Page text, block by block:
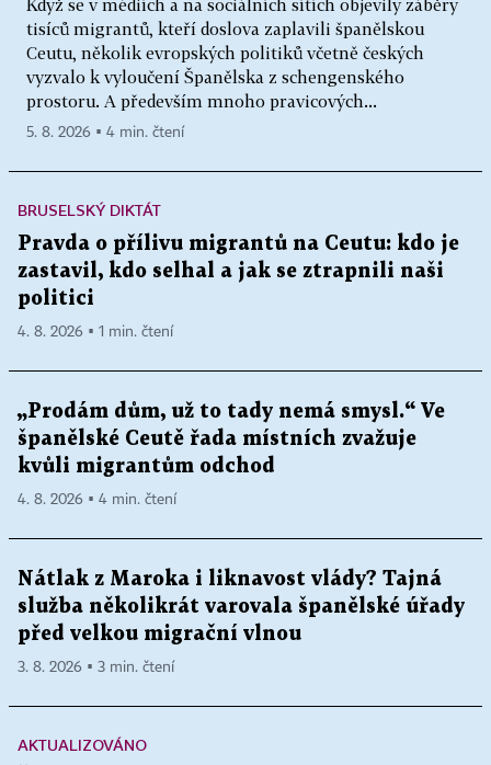
Když se v médiích a na sociálních sítích objevily záběry
tisíců migrantů, kteří doslova zaplavili španělskou
Ceutu, několik evropských politiků včetně českých
vyzvalo k vyloučení Španělska z schengenského
prostoru. A především mnoho pravicových...
5. 8. 2026 ▪ 4 min. čtení
BRUSELSKÝ DIKTÁT
Pravda o přílivu migrantů na Ceutu: kdo je
zastavil, kdo selhal a jak se ztrapnili naši
politici
4. 8. 2026 ▪ 1 min. čtení
„Prodám dům, už to tady nemá smysl.“ Ve
španělské Ceutě řada místních zvažuje
kvůli migrantům odchod
4. 8. 2026 ▪ 4 min. čtení
Nátlak z Maroka i liknavost vlády? Tajná
služba několikrát varovala španělské úřady
před velkou migrační vlnou
3. 8. 2026 ▪ 3 min. čtení
AKTUALIZOVÁNO